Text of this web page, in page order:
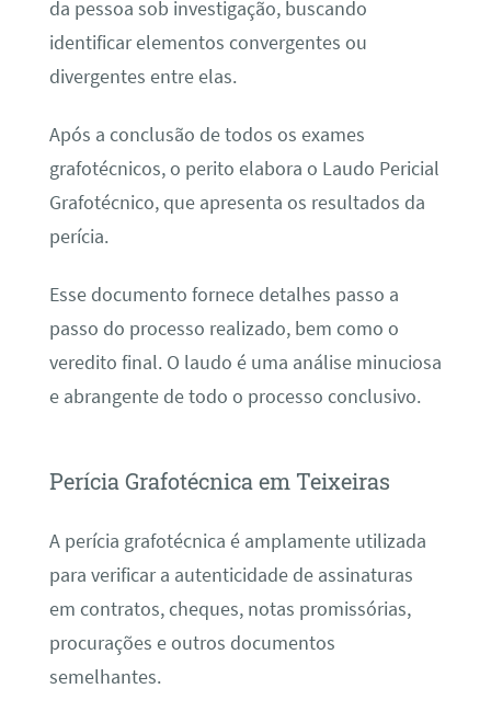
da pessoa sob investigação, buscando
identificar elementos convergentes ou
divergentes entre elas.
Após a conclusão de todos os exames
grafotécnicos, o perito elabora o Laudo Pericial
Grafotécnico, que apresenta os resultados da
perícia.
Esse documento fornece detalhes passo a
passo do processo realizado, bem como o
veredito final. O laudo é uma análise minuciosa
e abrangente de todo o processo conclusivo.
Perícia Grafotécnica em Teixeiras
A perícia grafotécnica é amplamente utilizada
para verificar a autenticidade de assinaturas
em contratos, cheques, notas promissórias,
procurações e outros documentos
semelhantes.